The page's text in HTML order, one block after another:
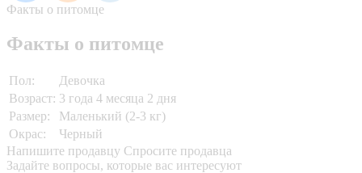
Факты о питомце
Факты о питомце
Пол:
Девочка
Возраст: 3 года 4 месяца 2 дня
Размер:
Маленький (2-3 кг)
Окрас:
Черный
Напишите продавцу Спросите продавца
Задайте вопросы, которые вас интересуют